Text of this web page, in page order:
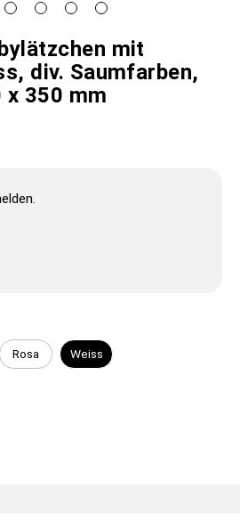
mit
div. Saumfarben,
x 350 mm
Rosa Weiss